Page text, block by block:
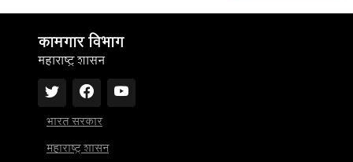
कामगार विभाग
महाराष्ट्र शासन
भारत सरकार
महाराष्ट्र शासन